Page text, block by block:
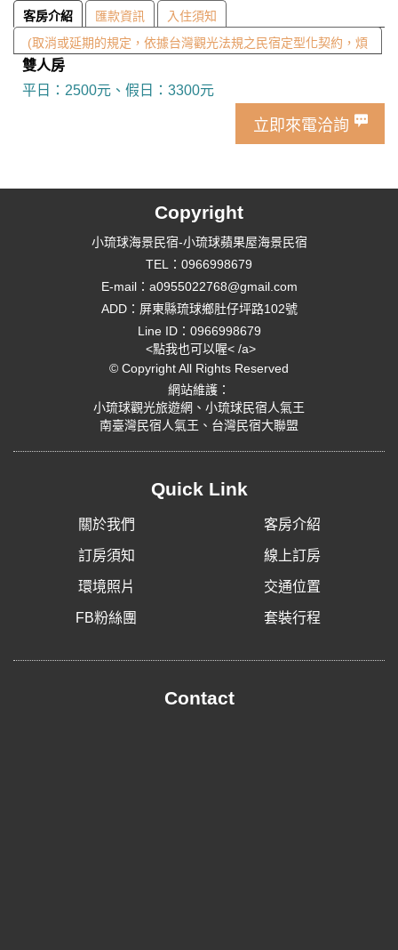
客房介紹 匯款資訊
入住須知
(取消或延期的規定，依據台灣觀光法規之民宿定型化契約，煩
雙人房
平日：2500元、假日：3300元
立即來電洽詢
Copyright
小琉球海景民宿-小琉球蘋果屋海景民宿
TEL：0966998679
E-mail： a0955022768@gmail.com
ADD：屏東縣琉球鄉肚仔坪路102號
Line ID：0966998679
<點我也可以喔< /a>
© Copyright All Rights Reserved
網站維護：
小琉球觀光旅遊網 、 小琉球民宿人氣王
南臺灣民宿人氣王 、 台灣民宿大聯盟
Quick Link
關於我們 客房介紹
訂房須知 線上訂房
環境照片 交通位置
FB粉絲團 套裝行程
Contact